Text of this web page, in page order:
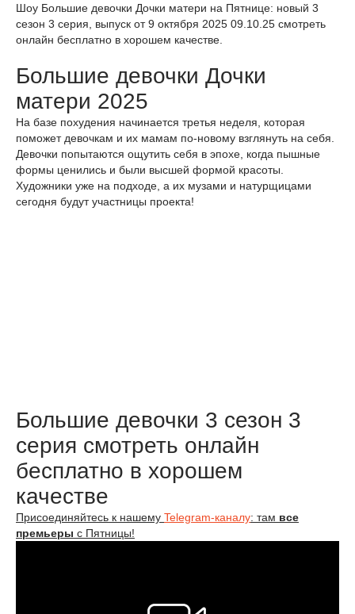
Шоу Большие девочки Дочки матери на Пятнице: новый 3
сезон 3 серия, выпуск от 9 октября 2025 09.10.25 смотреть
онлайн бесплатно в хорошем качестве.
Большие девочки Дочки
матери 2025
На базе похудения начинается третья неделя, которая
поможет девочкам и их мамам по-новому взглянуть на себя.
Девочки попытаются ощутить себя в эпохе, когда пышные
формы ценились и были высшей формой красоты.
Художники уже на подходе, а их музами и натурщицами
сегодня будут участницы проекта!
Большие девочки 3 сезон 3
серия смотреть онлайн
бесплатно в хорошем
качестве
Присоединяйтесь к нашему Telegram-каналу: там все
премьеры с Пятницы!